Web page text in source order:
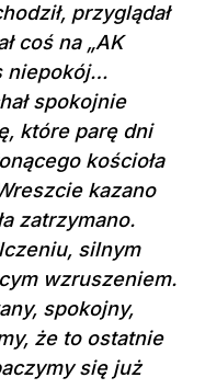
przyglądał
coś na „AK
niepokój…
spokojnie
które parę dni
kościoła
kazano
zatrzymano.
silnym
wzruszeniem.
spokojny,
że to ostatnie
się już